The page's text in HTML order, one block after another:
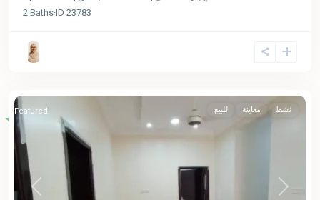
2 Baths·ID 23783
Previous Next
للبيع معاينة نشط Featured